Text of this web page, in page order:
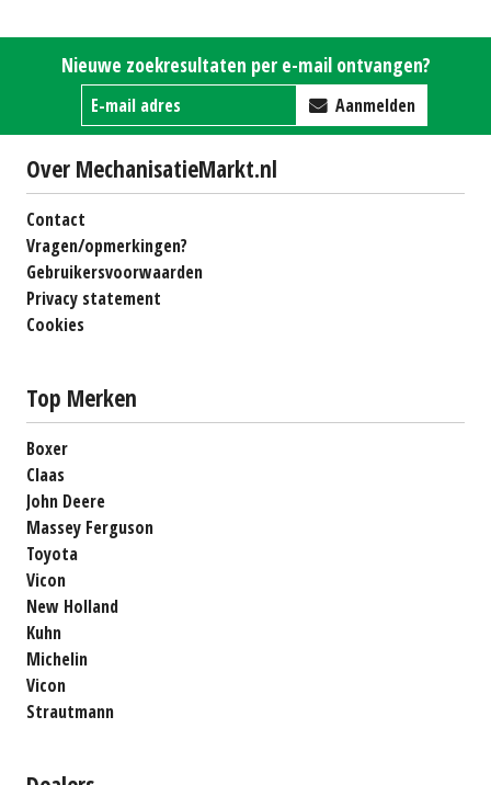
Nieuwe zoekresultaten per e-mail ontvangen?
Aanmelden
Over MechanisatieMarkt.nl
Contact
Vragen/opmerkingen?
Gebruikersvoorwaarden
Privacy statement
Cookies
Top Merken
Boxer
Claas
John Deere
Massey Ferguson
Toyota
Vicon
New Holland
Kuhn
Michelin
Vicon
Strautmann